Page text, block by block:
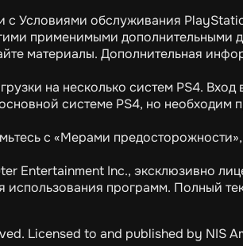
с Условиями обслуживания
применимыми дополнительными
материалы. Дополнительная
на несколько систем PS4.
системе PS4, но необходим
с «Мерами
Entertainment Inc., эксклюзивно
программ. Полный
Licensed to and published by NIS